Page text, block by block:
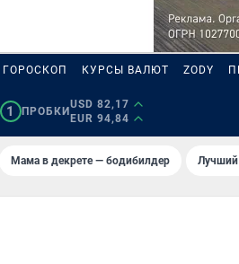
ГОРОСКОП КУРСЫ ВАЛЮТ ZODY
1 ПРОБКИ
USD 82,17
EUR 94,84
Мама в декрете — бодибилдер